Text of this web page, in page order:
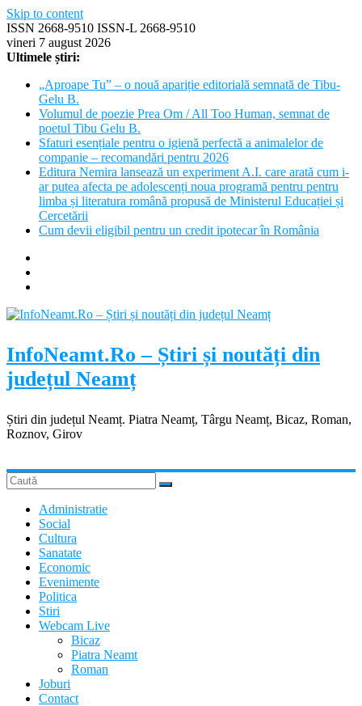
Skip to content
ISSN 2668-9510 ISSN-L 2668-9510
vineri 7 august 2026
Ultimele știri:
„Aproape Tu” – o nouă apariție editorială semnată de Tibu-
Gelu B.
Volumul de poezie Prea Om / All Too Human, semnat de
poetul Tibu Gelu B.
Sfaturi esențiale pentru o igienă perfectă a animalelor de
companie – recomandări pentru 2026
Editura Nemira lansează un experiment A.I. care arată cum i-
ar putea afecta pe adolescenți noua programă pentru pentru
limba și literatura română propusă de Ministerul Educației și
Cercetării
Cum devii eligibil pentru un credit ipotecar în România
InfoNeamt.Ro – Știri și noutăți din
județul Neamț
Știri din județul Neamț. Piatra Neamț, Târgu Neamț, Bicaz, Roman,
Roznov, Girov
Administratie
Social
Cultura
Sanatate
Economic
Evenimente
Politica
Stiri
Webcam Live
Bicaz
Piatra Neamt
Roman
Joburi
Contact